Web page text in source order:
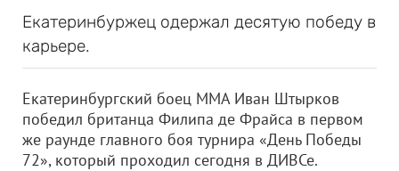
Екатеринбуржец одержал десятую победу в
карьере.
Екатеринбургский боец MMA Иван Штырков
победил британца Филипа де Фрайса в первом
же раунде главного боя турнира «День Победы
72», который проходил сегодня в ДИВСе.